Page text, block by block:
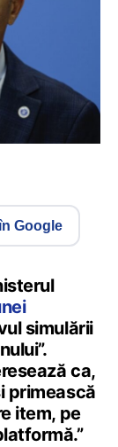
Google
simulării
ca,
primească
item, pe